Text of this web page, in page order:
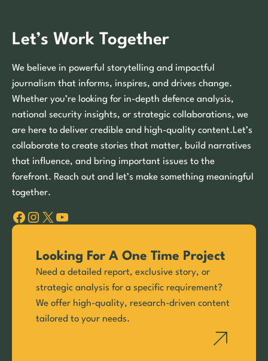
Let’s Work Together
We believe in powerful storytelling and impactful
journalism that informs, inspires, and drives change.
Whether you’re looking for in-depth defence analysis,
national security insights, or strategic collaborations, we
are here to deliver credible and high-quality content.Let’s
collaborate to create stories that matter, build narratives
that influence, and bring important issues to the
forefront. Reach out and let’s make something meaningful
together.
Facebook Instagram X YouTube
Looking For A One Time Project
Need a detailed report, exclusive story, or
strategic analysis for a specific requirement?
We offer high-quality, research-driven content
tailored to your needs.